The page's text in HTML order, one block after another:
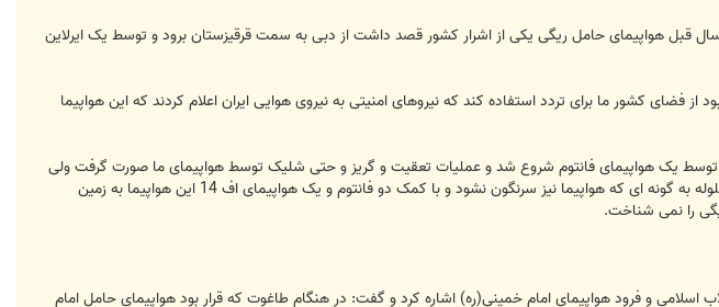
قبل هواپیمای حامل ریگی یکی از اشرار کشور قصد داشت از دبی به سمت قرقیزستان برود و توسط یک ایرلاین
فضای کشور ما برای تردد استفاده کند که نیروهای امنیتی به نیروی هوایی ایران اعلام کردند که این هواپیما
عملیات توسط یک هواپیمای فانتوم شروع شد و عملیات تعقیت و گریز و حتی شلیک توسط هواپیمای ما صورت گرفت ولی
هواپیمای خارجی، حاضر به نشستن نبود که در نهایت ساعت سه شب با شلیک 200 گلوله به گونه ای که هواپیما نیز سرنگون نشود و با کمک دو فانتوم و یک هواپیمای اف 14 این هواپیما به زمین
را نمی شناخت.
اسلامی و فرود هواپیمای امام خمینی(ره) اشاره کرد و گفت: در هنگام طاغوت که قرار بود هواپیمای حامل امام